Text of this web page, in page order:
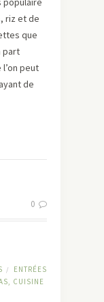
riz et de
que
part
peut
de
0
/
ENTRÉES
CUISINE